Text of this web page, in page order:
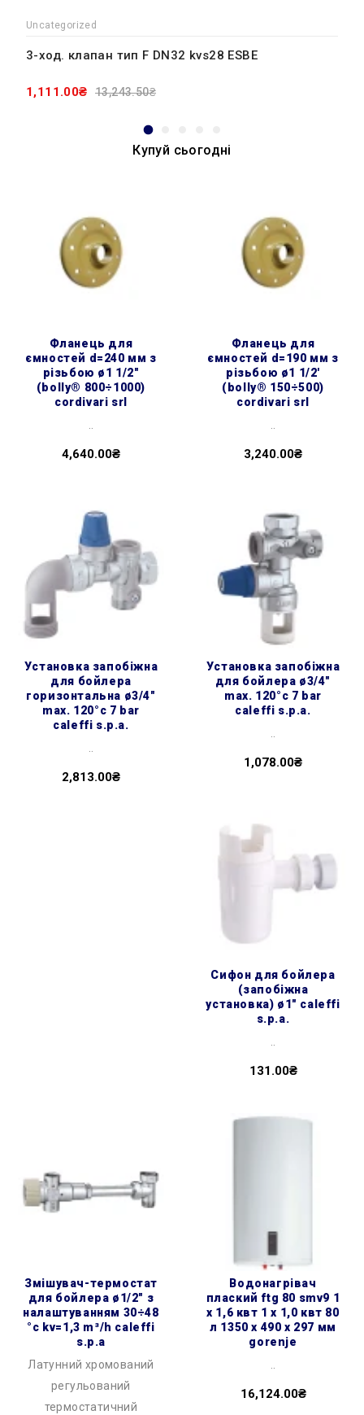
Uncategorized
3-ход. клапан тип F DN32 kvs28 ESBE
1,111.00₴ 13,243.50₴
Купуй сьогодні
фланець для
ємностей d=240 мм з
різьбою ø1 1/2″
(bolly® 800÷1000)
cordivari srl
..
4,640.00₴
фланець для
ємностей d=190 мм з
різьбою ø1 1/2'
(bolly® 150÷500)
cordivari srl
..
3,240.00₴
установка запобіжна
для бойлера
горизонтальна ø3/4″
max. 120°c 7 bar
caleffi s.p.a.
..
2,813.00₴
установка запобіжна
для бойлера ø3/4″
max. 120°c 7 bar
caleffi s.p.a.
..
1,078.00₴
сифон для бойлера
(запобіжна
установка) ø1″ caleffi
s.p.a.
..
131.00₴
змішувач-термостат
для бойлера ø1/2″ з
налаштуванням 30÷48
°c kv=1,3 m³/h caleffi
s.p.a
Латунний хромований
регульований
термостатичний
водонагрівач
плаский ftg 80 smv9 1
х 1,6 квт 1 х 1,0 квт 80
л 1350 x 490 x 297 мм
gorenje
..
16,124.00₴